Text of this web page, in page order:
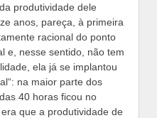
produtividade dele
anos, pareça, à primeira
racional do ponto
e, nesse sentido, não tem
ela já se implantou
na maior parte dos
40 horas ficou no
que a produtividade de